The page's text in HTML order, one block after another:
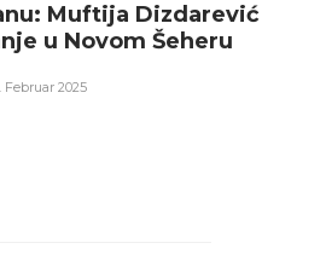
Muftija Dizdarević
u Novom Šeheru
Februar 2025